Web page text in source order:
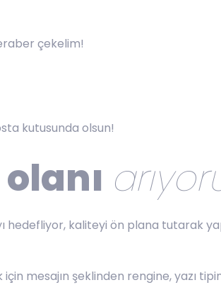
çekelim!
kutusunda olsun!
kaliteyi ön plana tutarak
mesajın şeklinden rengine, yazı